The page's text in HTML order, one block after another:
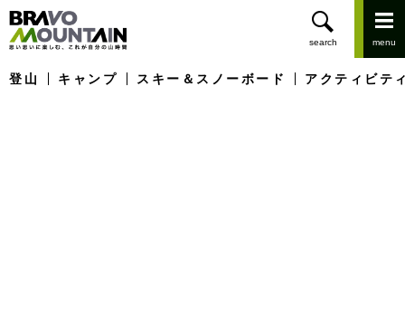
登山 キャンプ スキー＆スノーボード アクティビテ